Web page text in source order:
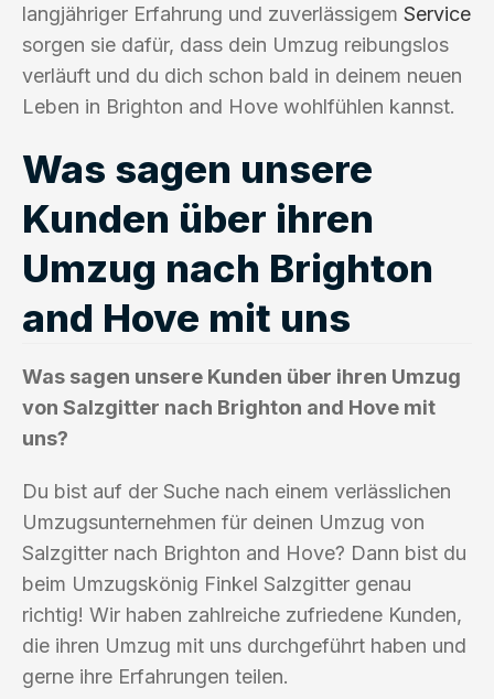
langjähriger Erfahrung und zuverlässigem Service
sorgen sie dafür, dass dein Umzug reibungslos
verläuft und du dich schon bald in deinem neuen
Leben in Brighton and Hove wohlfühlen kannst.
Was sagen unsere
Kunden über ihren
Umzug nach Brighton
and Hove mit uns
Was sagen unsere Kunden über ihren Umzug
von Salzgitter nach Brighton and Hove mit
uns?
Du bist auf der Suche nach einem verlässlichen
Umzugsunternehmen für deinen Umzug von
Salzgitter nach Brighton and Hove? Dann bist du
beim Umzugskönig Finkel Salzgitter genau
richtig! Wir haben zahlreiche zufriedene Kunden,
die ihren Umzug mit uns durchgeführt haben und
gerne ihre Erfahrungen teilen.